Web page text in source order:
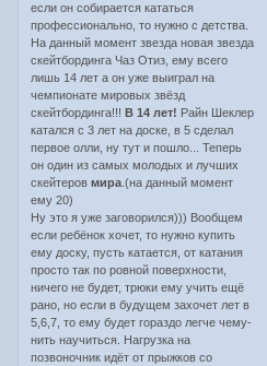
если он собирается кататься
профессионально, то нужно с детства.
На данный момент звезда новая звезда
скейтбординга Чаз Отиз, ему всего
лишь 14 лет а он уже выиграл на
чемпионате мировых звёзд
скейтбординга!!! В 14 лет! Райн Шеклер
катался с 3 лет на доске, в 5 сделал
первое олли, ну тут и пошло... Теперь
он один из самых молодых и лучших
скейтеровмира .(на данный момент
ему 20)
Ну это я уже заговорился))) Вообщем
если ребёнок хочет, то нужно купить
ему доску, пусть катается, от катания
просто так по ровной поверхности,
ничего не будет, трюки ему учить ещё
рано, но если в будущем захочет лет в
5,6,7, то ему будет гораздо легче чему-
нить научиться. Нагрузка на
позвоночник идёт от прыжков со